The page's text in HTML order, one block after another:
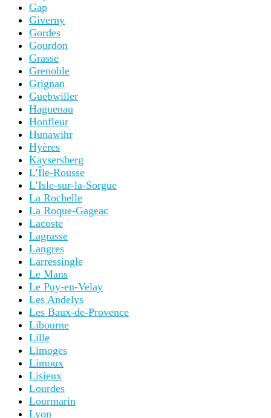
Gap
Giverny
Gordes
Gourdon
Grasse
Grenoble
Grignan
Guebwiller
Haguenau
Honfleur
Hunawihr
Hyères
Kaysersberg
L’Île-Rousse
L’Isle-sur-la-Sorgue
La Rochelle
La Roque-Gageac
Lacoste
Lagrasse
Langres
Larressingle
Le Mans
Le Puy-en-Velay
Les Andelys
Les Baux-de-Provence
Libourne
Lille
Limoges
Limoux
Lisieux
Lourdes
Lourmarin
Lyon